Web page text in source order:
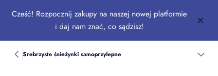
Cześć! Rozpocznij zakupy na naszej nowej platformie
i daj nam znać, co sądzisz!
Srebrzyste śnieżynki samoprzylepne